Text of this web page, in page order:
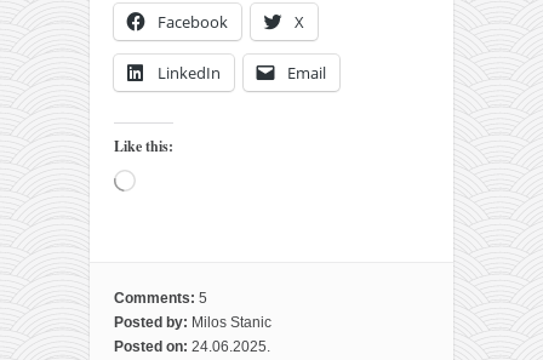
Facebook X
LinkedIn Email
Like this:
Loading…
Comments: 5
Posted by: Milos Stanic
Posted on: 24.06.2025.